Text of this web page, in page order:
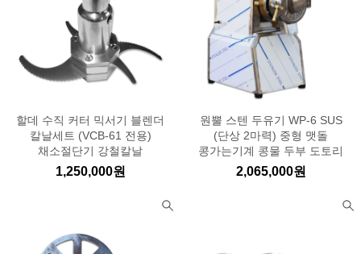
할데 수직 커터 믹서기 블렌더
칼날세트 (VCB-61 전용)
채소절단기 강철칼날
1,250,000원
원뿔 스텐 두유기 WP-6 SUS
(단상 2마력) 중형 맷돌
콩가는기계 콩물 두부 도토리
2,065,000원